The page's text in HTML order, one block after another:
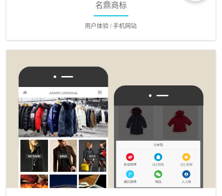
名鼎商标
用户体验 / 手机网站